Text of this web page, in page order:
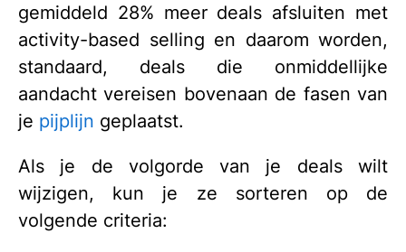
gemiddeld 28% meer deals afsluiten met
activity-based selling en daarom worden,
standaard, deals die onmiddellijke
aandacht vereisen bovenaan de fasen van
je pijplijn geplaatst.
Als je de volgorde van je deals wilt
wijzigen, kun je ze sorteren op de
volgende criteria: